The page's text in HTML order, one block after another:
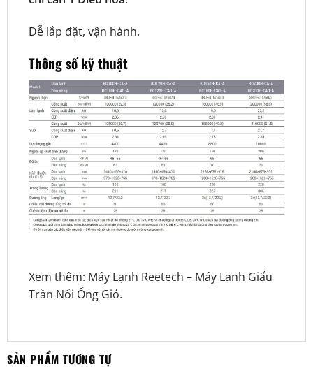
Dễ lắp đặt, vận hành.
Thông số kỹ thuật
Xem thêm: Máy Lạnh Reetech – Máy Lạnh Giấu
Trần Nối Ống Gió.
SẢN PHẨM TƯƠNG TỰ